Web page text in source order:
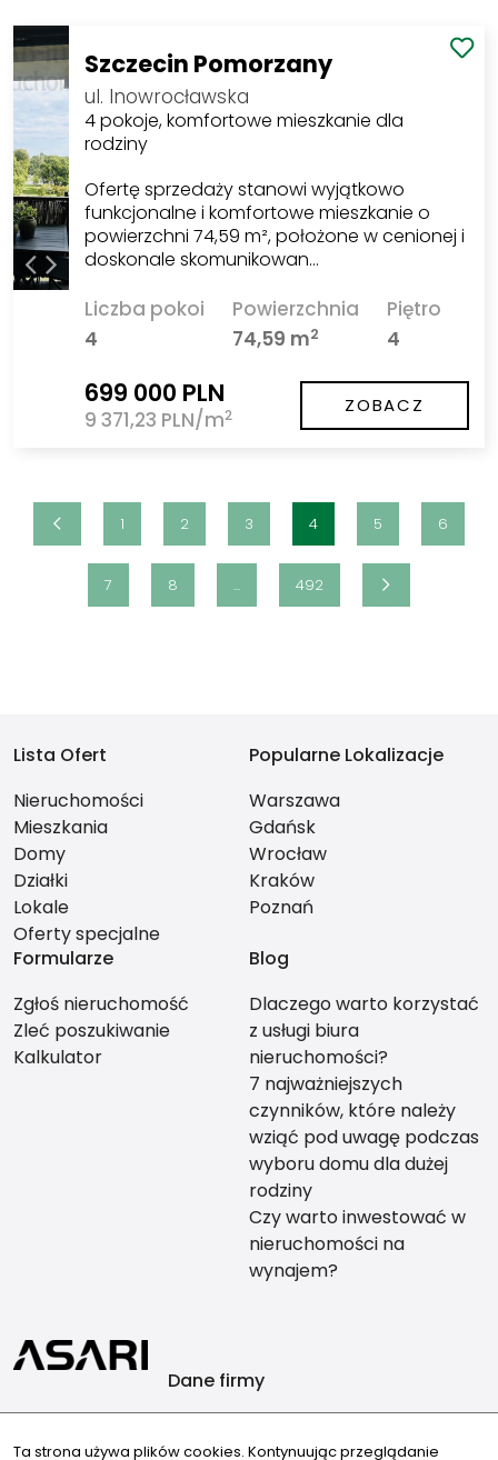
Szczecin Pomorzany
ul. Inowrocławska
4 pokoje, komfortowe mieszkanie dla
rodziny
Ofertę sprzedaży stanowi wyjątkowo
funkcjonalne i komfortowe mieszkanie o
powierzchni 74,59 m², położone w cenionej i
doskonale skomunikowan…
Liczba pokoi
4
Powierzchnia
74,59 m2
Piętro
4
699 000 PLN
9 371,23 PLN/m2 ZOBACZ
1 2 3 4 5 6
7 8 ... 492
Lista Ofert
Nieruchomości
Mieszkania
Domy
Działki
Lokale
Oferty specjalne
Popularne Lokalizacje
Warszawa
Gdańsk
Wrocław
Kraków
Poznań
Formularze
Zgłoś nieruchomość
Zleć poszukiwanie
Kalkulator
Blog
Dlaczego warto korzystać
z usługi biura
nieruchomości?
7 najważniejszych
czynników, które należy
wziąć pod uwagę podczas
wyboru domu dla dużej
rodziny
Czy warto inwestować w
nieruchomości na
wynajem?
Dane firmy
Głowackiego 17
Ta strona używa plików cookies. Kontynuując przeglądanie